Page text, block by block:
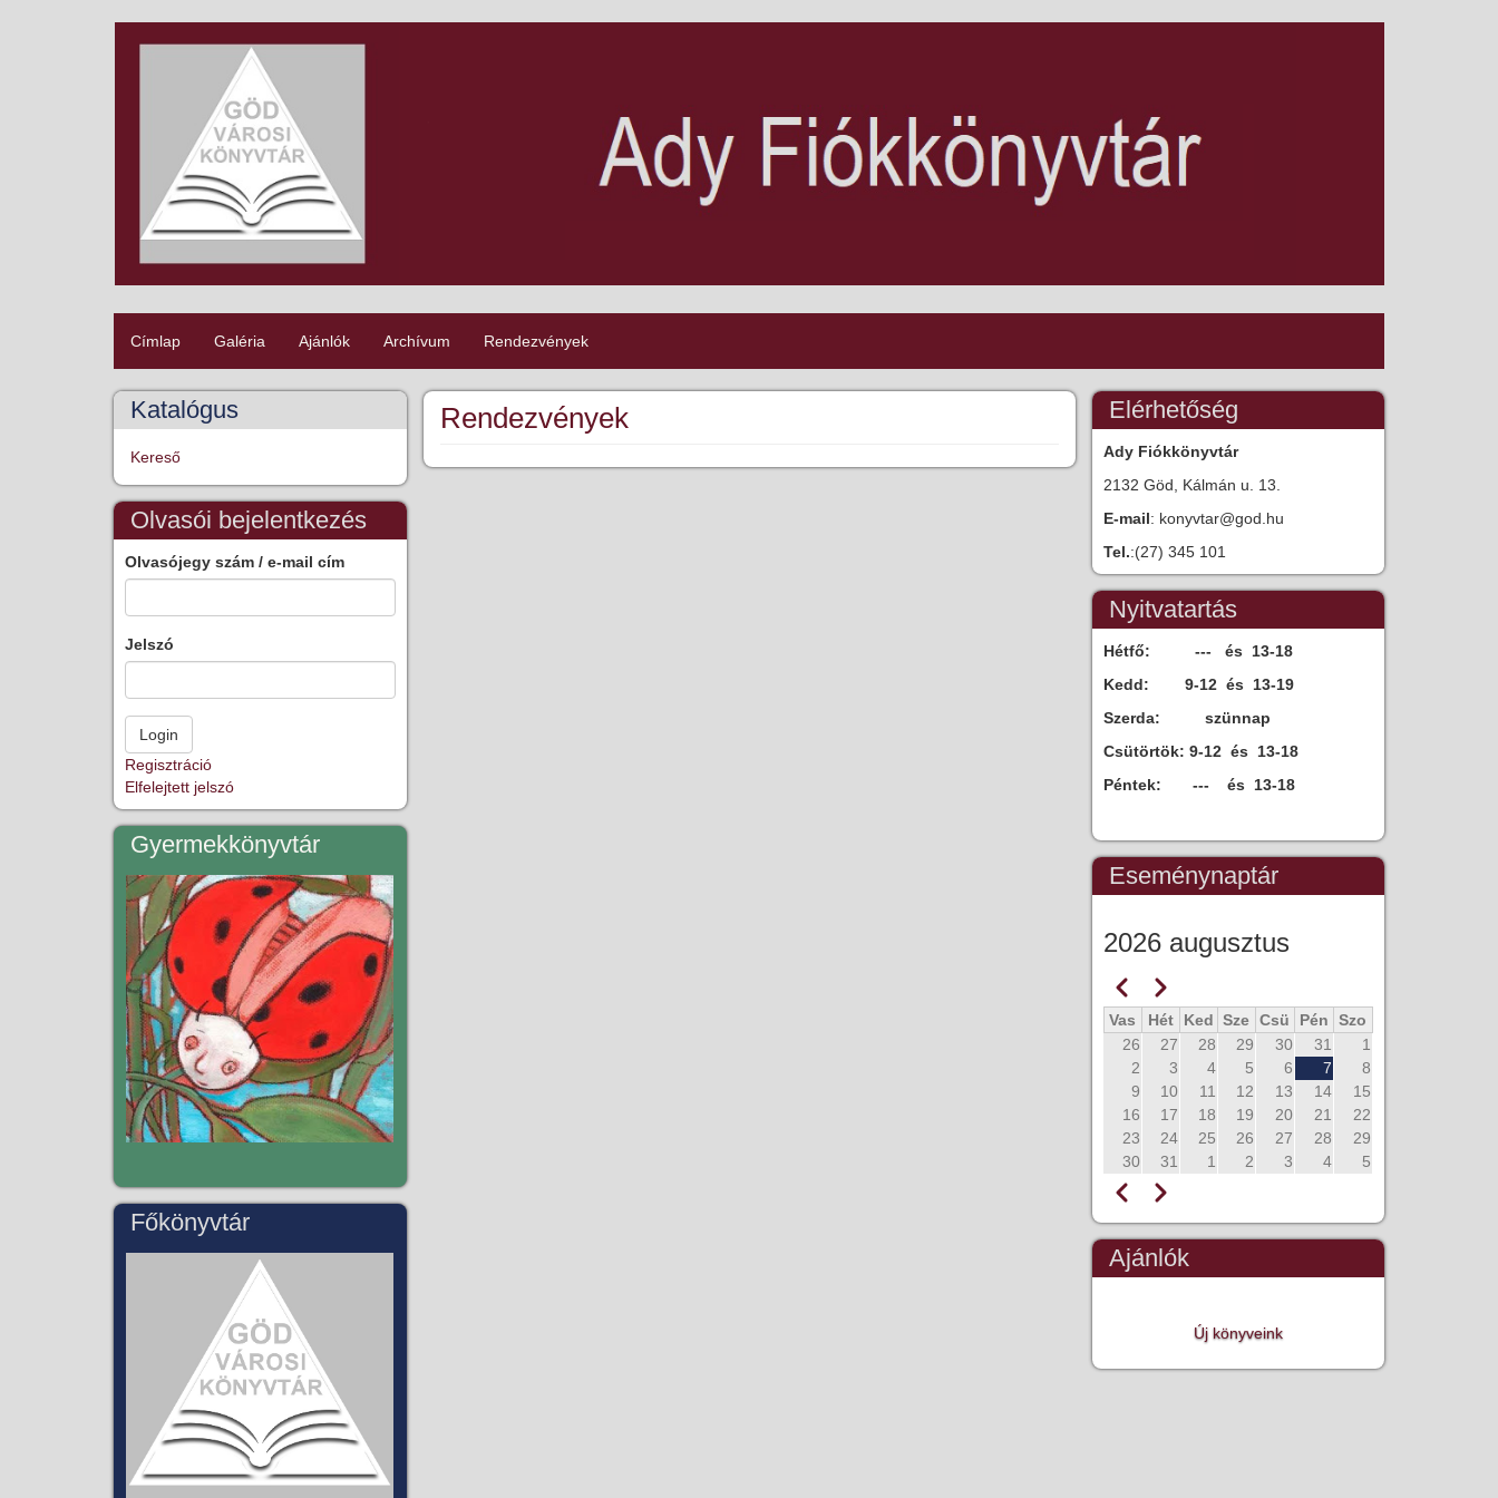
Ady
főmenű
Címlap Galéria Ajánlók Archívum Rendezvények
Katalógus
Kereső
Olvasói bejelentkezés
Olvasójegy szám / e-mail cím
Jelszó
Regisztráció
Elfelejtett jelszó
Gyermekkönyvtár
Főkönyvtár
Rendezvények Elérhetőség
Ady Fiókkönyvtár
2132 Göd, Kálmán u. 13.
E-mail: konyvtar@god.hu
Tel.:(27) 345 101
Nyitvatartás
Hétfő: --- és 13-18
Kedd: 9-12 és 13-19
Szerda: szünnap
Csütörtök: 9-12 és 13-18
Péntek: --- és 13-18
Eseménynaptár
2026 augusztus
Oldalszámozás
Előző
Következő
Vas
Hét Ked Sze Csü Pén
Szo
26
27 28 29 30 31
1
2
3 4 5 6 7
8
9
10 11 12 13 14
15
16
17 18 19 20 21
22
23
24 25 26 27 28
29
30
31 1 2 3 4 5
Oldalszámozás
Előző Következő
Ajánlók
Új könyveink